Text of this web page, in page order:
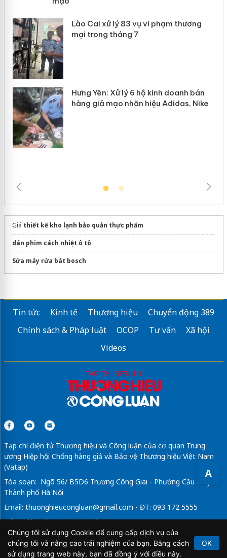
A
Giá thiết kế kho lạnh bảo quản thực phẩm
dán phim cách nhiệt ô tô
Sửa máy rửa bát bosch
Tin tức Kinh tế Thương hiệu
Chuyển động 389
Chính sách & Pháp luật
OCOP Tư vấn
Xã hội
Videos
Tạp chí điện tử Thương hiệu và Công luận của cơ quan Trung
ương Hiệp hội Chống hàng giả và Bảo vệ Thương hiệu Việt Nam
(Vatap)
Tòa soạn: Ngõ 56/ B5D6 Trương Công Giai - Phường Cầu Giấy -
Thành phố Hà Nội
Email: thuonghieucongluan@gmail.com - ĐT: 093 172 5555
Tổng Biên Tập: Vũ Đức Thuận
Giấy phép hoạt động báo chí điện tử số 64/GP-BTTTT do Bộ
Thông tin và Truyền thông cấp ngày 21/2/2020.
Chúng tôi sử dụng Cookie để cung cấp dịch vụ của
chúng tôi và nâng cao trải nghiệm của bạn. Bằng cách
sử dụng trang web này, bạn đã đồng ý với điều này.
OK